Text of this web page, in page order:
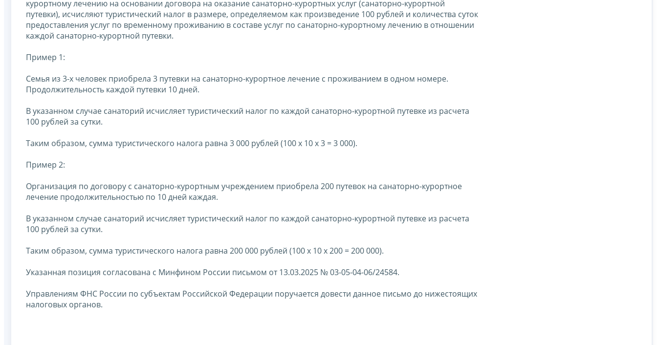
курортному лечению на основании договора на оказание санаторно-курортных услуг (санаторно-курортной
путевки), исчисляют туристический налог в размере, определяемом как произведение 100 рублей и количества суток
предоставления услуг по временному проживанию в составе услуг по санаторно-курортному лечению в отношении
каждой санаторно-курортной путевки.
Пример 1:
Семья из 3-х человек приобрела 3 путевки на санаторно-курортное лечение с проживанием в одном номере.
Продолжительность каждой путевки 10 дней.
В указанном случае санаторий исчисляет туристический налог по каждой санаторно-курортной путевке из расчета
100 рублей за сутки.
Таким образом, сумма туристического налога равна 3 000 рублей (100 х 10 х 3 = 3 000).
Пример 2:
Организация по договору с санаторно-курортным учреждением приобрела 200 путевок на санаторно-курортное
лечение продолжительностью по 10 дней каждая.
В указанном случае санаторий исчисляет туристический налог по каждой санаторно-курортной путевке из расчета
100 рублей за сутки.
Таким образом, сумма туристического налога равна 200 000 рублей (100 х 10 х 200 = 200 000).
Указанная позиция согласована с Минфином России письмом от 13.03.2025 № 03-05-04-06/24584.
Управлениям ФНС России по субъектам Российской Федерации поручается довести данное письмо до нижестоящих
налоговых органов.